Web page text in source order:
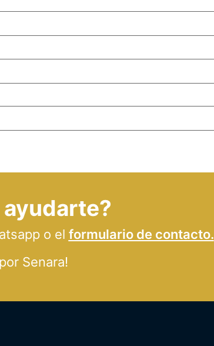
o el formulario de contacto.
Senara!